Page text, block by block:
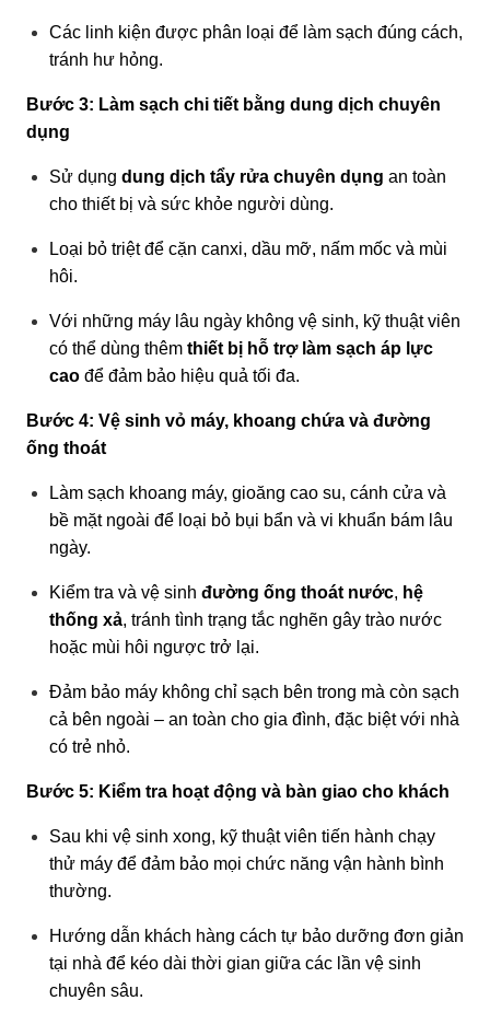
Các linh kiện được phân loại để làm sạch đúng cách,
tránh hư hỏng.
Bước 3: Làm sạch chi tiết bằng dung dịch chuyên
dụng
Sử dụng dung dịch tẩy rửa chuyên dụng an toàn
cho thiết bị và sức khỏe người dùng.
Loại bỏ triệt để cặn canxi, dầu mỡ, nấm mốc và mùi
hôi.
Với những máy lâu ngày không vệ sinh, kỹ thuật viên
có thể dùng thêm thiết bị hỗ trợ làm sạch áp lực
caođể đảm bảo hiệu quả tối đa.
Bước 4: Vệ sinh vỏ máy, khoang chứa và đường
ống thoát
Làm sạch khoang máy, gioăng cao su, cánh cửa và
bề mặt ngoài để loại bỏ bụi bẩn và vi khuẩn bám lâu
ngày.
Kiểm tra và vệ sinh đường ống thoát nước, hệ
thống xả, tránh tình trạng tắc nghẽn gây trào nước
hoặc mùi hôi ngược trở lại.
Đảm bảo máy không chỉ sạch bên trong mà còn sạch
cả bên ngoài – an toàn cho gia đình, đặc biệt với nhà
có trẻ nhỏ.
Bước 5: Kiểm tra hoạt động và bàn giao cho khách
Sau khi vệ sinh xong, kỹ thuật viên tiến hành chạy
thử máy để đảm bảo mọi chức năng vận hành bình
thường.
Hướng dẫn khách hàng cách tự bảo dưỡng đơn giản
tại nhà để kéo dài thời gian giữa các lần vệ sinh
chuyên sâu.